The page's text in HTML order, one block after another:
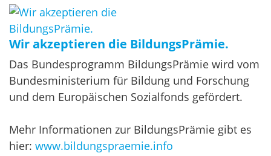
Wir akzeptieren die BildungsPrämie.
Das Bundesprogramm BildungsPrämie wird vom
Bundesministerium für Bildung und Forschung
und dem Europäischen Sozialfonds gefördert.
Mehr Informationen zur BildungsPrämie gibt es
hier: www.bildungspraemie.info